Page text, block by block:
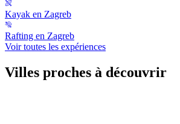
Kayak en Zagreb
Rafting en Zagreb
Voir toutes les expériences
Villes proches à découvrir